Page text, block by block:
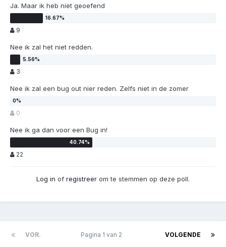
Ja. Maar ik heb niet geoefend
9
Nee ik zal het niet redden.
3
Nee ik zal een bug out nier reden. Zelfs niet in de zomer
0
Nee ik ga dan voor een Bug in!
22
Log in of registreer om te stemmen op deze poll.
VOR. VOLGENDE
Pagina 1 van 2